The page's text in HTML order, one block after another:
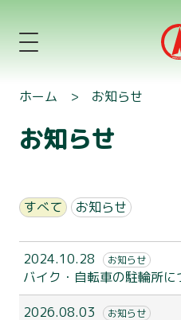
ホーム > お知らせ
お知らせ
すべて お知らせ
2024.10.28 お知らせ
バイク・自転車の駐輪所に
2026.08.03
お知らせ